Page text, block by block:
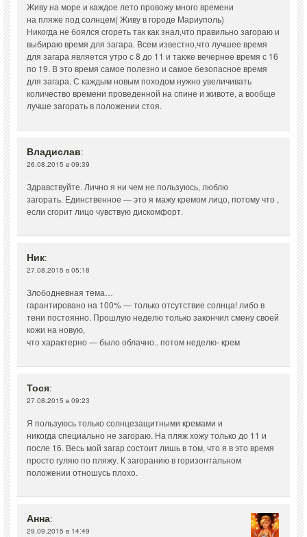
Живу на море и каждое лето провожу много времени
на пляже под солнцем( Живу в городе Мариуполь)
Никогда не боялся сгореть так как знал,что правильно загораю и
выбираю время для загара. Всем известно,что лучшее время
для загара является утро с 8 до 11 и также вечернее время с 16
по 19. В это время самое полезно и самое безопасное время
для загара. С каждым новым походом нужно увеличивать
количество времени проведенной на спине и животе, а вообще
лучше загорать в положении стоя.
Владислав:
26.08.2015 в 09:39
Здравствуйте. Лично я ни чем не пользуюсь, люблю
загорать. Единственное — это я мажу кремом лицо, потому что ,
если сгорит лицо чувствую дискомфорт.
Ник:
27.08.2015 в 05:18
Злободневная тема…
гарантировано на 100% — только отсутствие солнца! либо в
тени постоянно. Прошлую неделю только закончил смену своей
кожи на новую,
что характерно — было облачно.. потом неделю- крем
Тося:
27.08.2015 в 09:23
Я пользуюсь только солнцезащитными кремами и
никогда специально не загораю. На пляж хожу только до 11 и
после 16. Весь мой загар состоит лишь в том, что я в это время
просто гуляю по пляжу. К загоранию в горизонтальном
положении отношусь плохо.
Анна:
29.09.2015 в 14:49